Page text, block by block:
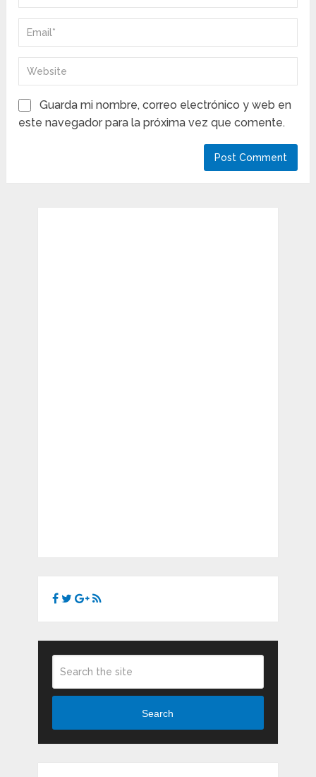
Guarda mi nombre, correo electrónico y web en
este navegador para la próxima vez que comente.
Search